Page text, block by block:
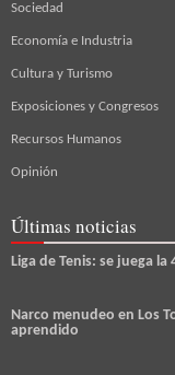
Sociedad
Economía e Industria
Cultura y Turismo
Exposiciones y Congresos
Recursos Humanos
Opinión
Últimas noticias
Liga de Tenis: se juega
Narco menudeo en Los
aprendido